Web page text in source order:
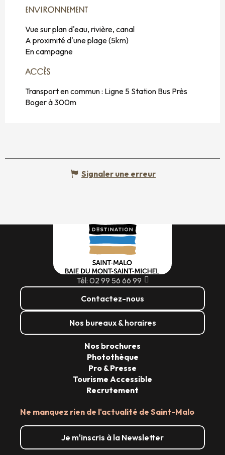
ENVIRONNEMENT
ENVIRONNEMENT
Vue sur plan d'eau, rivière, canal
A proximité d'une plage(5km)
En campagne
ACCÈS
ACCÈS
Transport en commun : Ligne 5 Station Bus Près
Boger à 300m
Signaler une erreur
Tél: 02 99 56 66 99
Contactez-nous
Nos bureaux & horaires
Ne manquez rien de l'actualité de Saint-Malo
Je m'inscris à la Newsletter
Nos brochures
Photothèque
Pro & Presse
Tourisme Accessible
Recrutement